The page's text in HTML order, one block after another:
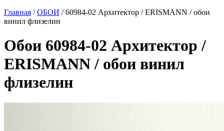
Главная /ОБОИ / 60984-02 Архитектор / ERISMANN / обои
винил флизелин
Обои 60984-02 Архитектор /
ERISMANN / обои винил
флизелин